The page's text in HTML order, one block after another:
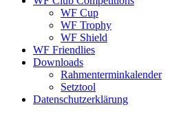
WF Cup
WF Trophy
WF Shield
WF Friendlies
Downloads
Rahmenterminkalender
Setztool
Datenschutzerklärung